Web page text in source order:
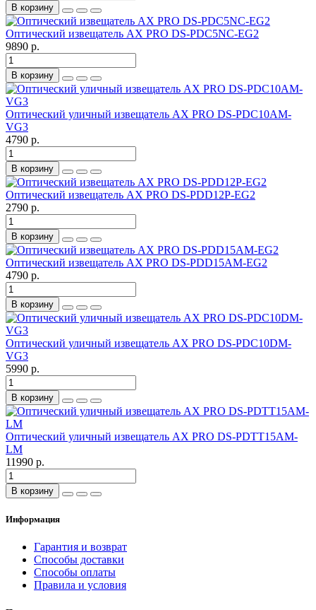
В корзину
Оптический извещатель AX PRO DS-PDC5NC-EG2
9890 р.
В корзину
Оптический уличный извещатель AX PRO DS-PDC10AM-
VG3
4790 р.
В корзину
Оптический извещатель AX PRO DS-PDD12P-EG2
2790 р.
В корзину
Оптический извещатель AX PRO DS-PDD15AM-EG2
4790 р.
В корзину
Оптический уличный извещатель AX PRO DS-PDC10DM-
VG3
5990 р.
В корзину
Оптический уличный извещатель AX PRO DS-PDTT15AM-
LM
11990 р.
В корзину
Информация
Гарантия и возврат
Способы доставки
Способы оплаты
Правила и условия